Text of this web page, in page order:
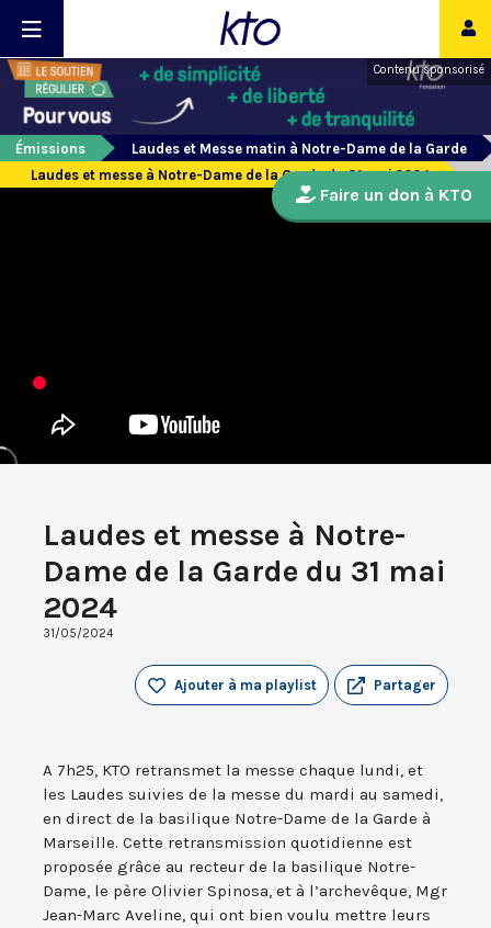
Contenu sponsorisé
Émissions
Laudes et Messe matin à Notre-Dame de la Garde
Laudes et messe à Notre-Dame de la Garde du 31 mai 2024
Laudes et messe à Notre-
Dame de la Garde du 31 mai
2024
31/05/2024
Partager
Ajouter à ma playlist
A 7h25, KTO retransmet la messe chaque lundi, et
les Laudes suivies de la messe du mardi au samedi,
en direct de la basilique Notre-Dame de la Garde à
Marseille. Cette retransmission quotidienne est
proposée grâce au recteur de la basilique Notre-
Dame, le père Olivier Spinosa, et à l’archevêque, Mgr
Jean-Marc Aveline, qui ont bien voulu mettre leurs
Faire un don à KTO